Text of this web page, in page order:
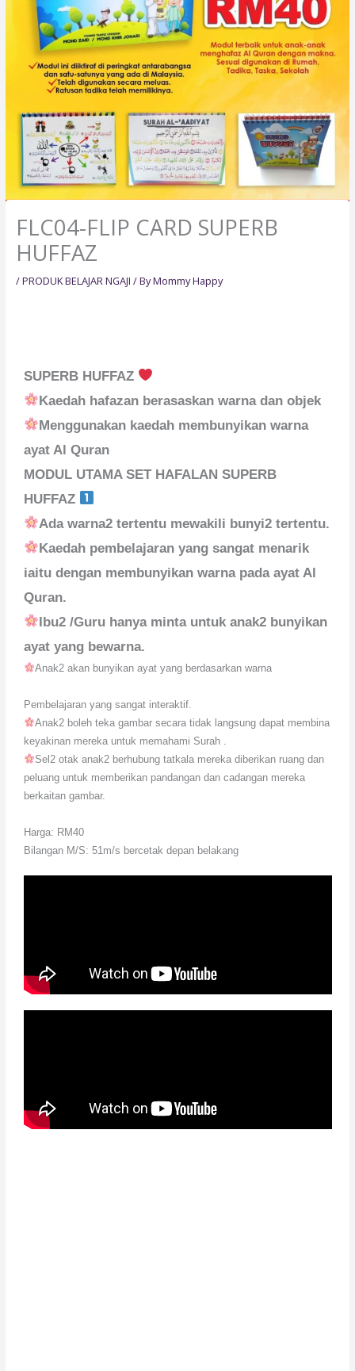
FLC04-FLIP CARD SUPERB
HUFFAZ
/PRODUK BELAJAR NGAJI / ByMommy Happy
SUPERB HUFFAZ
Kaedah hafazan berasaskan warna dan objek
Menggunakan kaedah membunyikan warna
ayat Al Quran
MODUL UTAMA SET HAFALAN SUPERB
HUFFAZ
Ada warna2 tertentu mewakili bunyi2 tertentu.
Kaedah pembelajaran yang sangat menarik
iaitu dengan membunyikan warna pada ayat Al
Quran.
Ibu2 /Guru hanya minta untuk anak2 bunyikan
ayat yang bewarna.
Anak2 akan bunyikan ayat yang berdasarkan warna
Pembelajaran yang sangat interaktif.
Anak2 boleh teka gambar secara tidak langsung dapat membina
keyakinan mereka untuk memahami Surah .
Sel2 otak anak2 berhubung tatkala mereka diberikan ruang dan
peluang untuk memberikan pandangan dan cadangan mereka
berkaitan gambar.
Harga: RM40
Bilangan M/S: 51m/s bercetak depan belakang